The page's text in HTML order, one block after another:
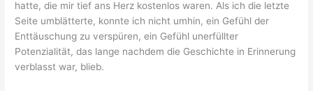
hatte, die mir tief ans Herz kostenlos waren. Als ich die letzte
Seite umblätterte, konnte ich nicht umhin, ein Gefühl der
Enttäuschung zu verspüren, ein Gefühl unerfüllter
Potenzialität, das lange nachdem die Geschichte in Erinnerung
verblasst war, blieb.